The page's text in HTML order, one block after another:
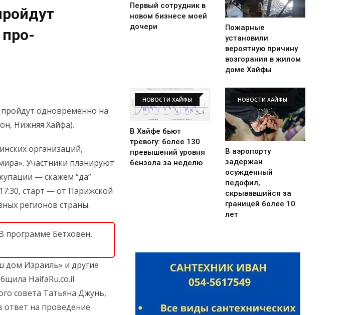
одновременно на
Нижняя Хайфа).
организаций,
Участники планируют
— скажем “да”
старт — от Парижской
регионов страны.
программе Бетховен,
дом Израиль» и другие
HaifaRu.co.il
совета Татьяна Джунь,
ответ на проведение
Первый сотрудник в
новом бизнесе моей
дочери
Пожарные
установили
вероятную причину
возгорания в жилом
доме Хайфы
НОВОСТИ ХАЙФЫ
В Хайфе бьют
тревогу: более 130
превышений уровня
бензола за неделю
НОВОСТИ ХАЙФЫ
В аэропорту
задержан
осужденный
педофил,
скрывавшийся за
границей более 10
лет